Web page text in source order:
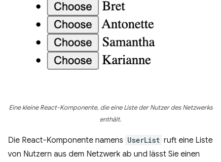
Eine kleine React-Komponente, die eine Liste der Nutzer des Netzwerks
enthält.
Die React-Komponente namens UserList ruft eine Liste
von Nutzern aus dem Netzwerk ab und lässt Sie einen